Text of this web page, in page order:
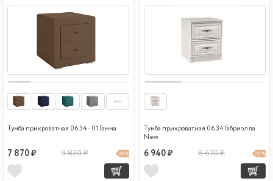
Тумба прикроватная 06.34 - 01 Гамма
7 870 ₽ 9 830 ₽ 20 %
Тумба прикроватная 06.34 Габриэлла
New
6 940 ₽ 8 670 ₽ 20 %